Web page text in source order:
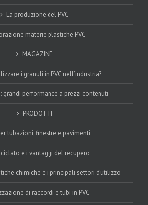
La produzione del PVC
materie plastiche PVC
MAGAZINE
i granuli in PVC nell’industria?
grandi performance a prezzi contenuti
PRODOTTI
tubazioni, finestre e pavimenti
e i vantaggi del recupero
chimiche e i principali settori d’utilizzo
di raccordi e tubi in PVC